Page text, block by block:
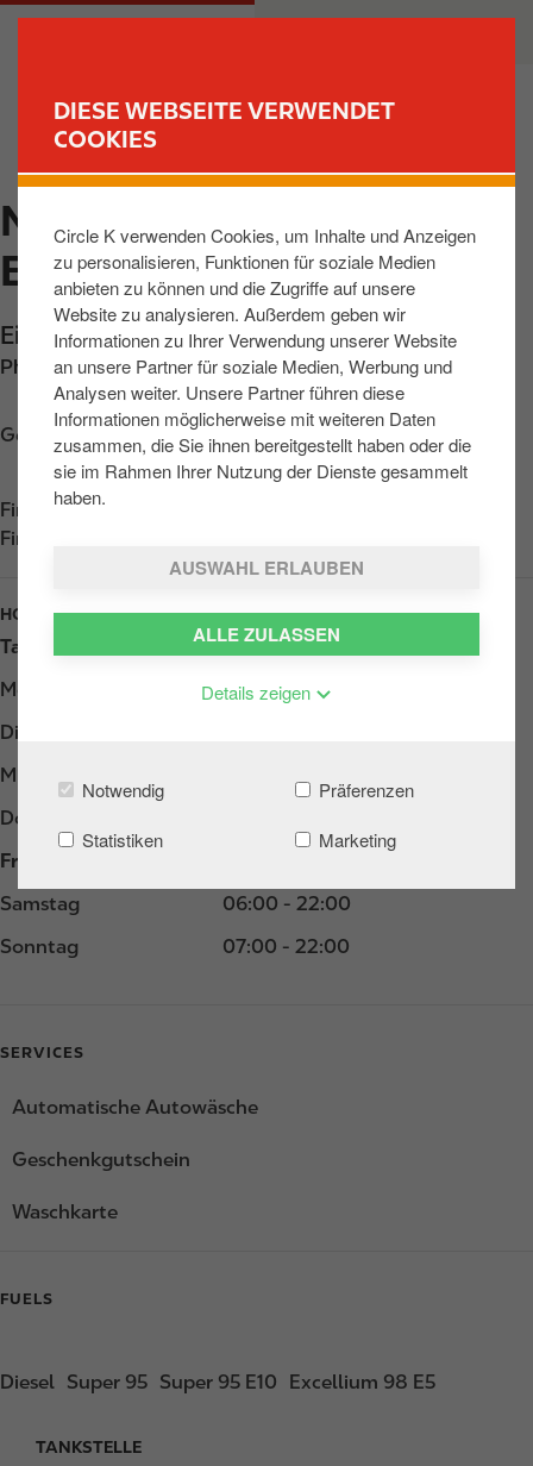
DIESE WEBSEITE VERWENDET
COOKIES
Circle K verwenden Cookies, um Inhalte und Anzeigen
zu personalisieren, Funktionen für soziale Medien
anbieten zu können und die Zugriffe auf unsere
Website zu analysieren. Außerdem geben wir
Informationen zu Ihrer Verwendung unserer Website
an unsere Partner für soziale Medien, Werbung und
Analysen weiter. Unsere Partner führen diese
Informationen möglicherweise mit weiteren Daten
zusammen, die Sie ihnen bereitgestellt haben oder die
sie im Rahmen Ihrer Nutzung der Dienste gesammelt
haben.
AUSWAHL ERLAUBEN
ALLE ZULASSEN
Details zeigen
Notwendig
Präferenzen
Statistiken
Marketing
u
m
h
a
M
v
MOELLN,
EICHHOLZBERG
Eichholzberg 2, Moelln,23879,DE
Phone: +4945424280
Get directions
Find us onApp Store
Find us on
HOURS
Tag
Opening hours
Montag
05:00 - 22:00
Dienstag
Mittwoch
Donnerstag
Freitag
Samstag
06:00 - 22:00
Sonntag
07:00 - 22:00
SERVICES
Automatische Autowäsche
Geschenkgutschein
Waschkarte
FUELS
Diesel Super 95 Super 95 E10 Excellium 98 E5
F
TANKSTELLE